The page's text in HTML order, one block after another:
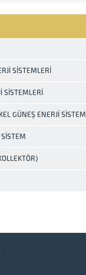
Enerjisinin suyunu
SISTEMLERI
SISTEMLERI
GÜNEŞ ENERJI SISTEM